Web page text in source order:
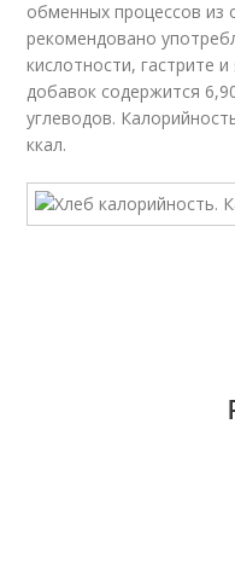
обменных процессов из
рекомендовано
кислотности, гастрите
добавок содержится
углеводов.
ккал.